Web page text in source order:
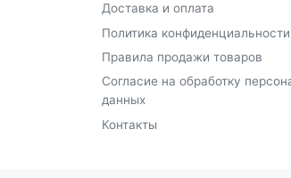
Доставка и оплата
Политика конфиденциальности
Правила продажи товаров
Согласие на обработку
данных
Контакты